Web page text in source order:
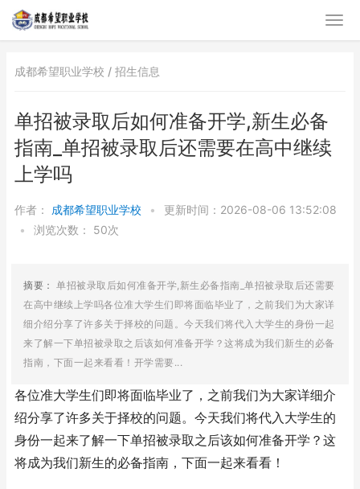
成都希望职业学校 / 招生信息
单招被录取后如何准备开学,新生必备
指南_单招被录取后还需要在高中继续
上学吗
作者： 成都希望职业学校 •
更新时间：2026-08-06 13:52:08
•
浏览次数： 50次
摘要： 单招被录取后如何准备开学,新生必备指南_单招被录取后还需要
在高中继续上学吗各位准大学生们即将面临毕业了，之前我们为大家详
细介绍分享了许多关于择校的问题。今天我们将代入大学生的身份一起
来了解一下单招被录取之后该如何准备开学？这将成为我们新生的必备
指南，下面一起来看看！开学需要...
各位准大学生们即将面临毕业了，之前我们为大家详细介
绍分享了许多关于择校的问题。今天我们将代入大学生的
身份一起来了解一下单招被录取之后该如何准备开学？这
将成为我们新生的必备指南，下面一起来看看！